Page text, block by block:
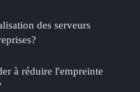
des serveurs
à réduire l'empreinte